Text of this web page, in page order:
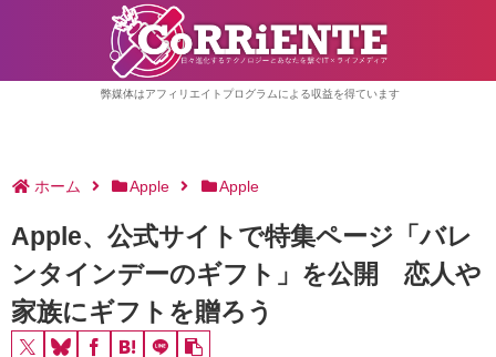
弊媒体はアフィリエイトプログラムによる収益を得ています
ホーム Apple Apple
Apple、公式サイトで特集ページ「バレ
ンタインデーのギフト」を公開 恋人や
家族にギフトを贈ろう